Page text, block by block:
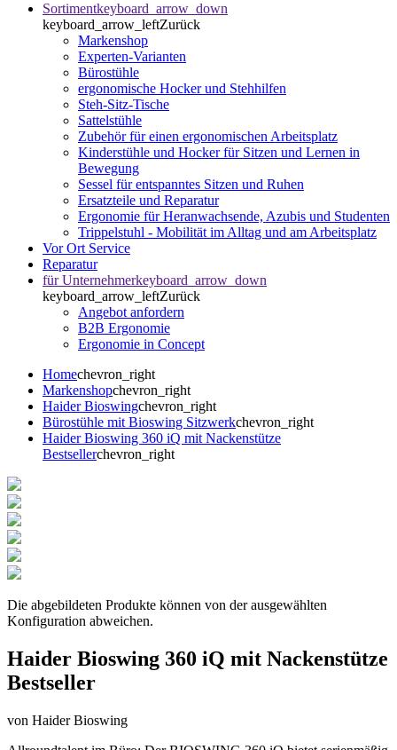
Sortimentkeyboard_arrow_down
keyboard_arrow_leftZurück
Markenshop
Experten-Varianten
Bürostühle
ergonomische Hocker und Stehhilfen
Steh-Sitz-Tische
Sattelstühle
Zubehör für einen ergonomischen Arbeitsplatz
Kinderstühle und Hocker für Sitzen und Lernen in
Bewegung
Sessel für entspanntes Sitzen und Ruhen
Ersatzteile und Reparatur
Ergonomie für Heranwachsende, Azubis und Studenten
Trippelstuhl - Mobilität im Alltag und am Arbeitsplatz
Vor Ort Service
Reparatur
für Unternehmerkeyboard_arrow_down
keyboard_arrow_leftZurück
Angebot anfordern
B2B Ergonomie
Ergonomie in Concept
Homechevron_right
Markenshopchevron_right
Haider Bioswingchevron_right
Bürostühle mit Bioswing Sitzwerkchevron_right
Haider Bioswing 360 iQ mit Nackenstütze
Bestsellerchevron_right
Die abgebildeten Produkte können von der ausgewählten
Konfiguration abweichen.
Haider Bioswing 360 iQ mit Nackenstütze
Bestseller
von Haider Bioswing